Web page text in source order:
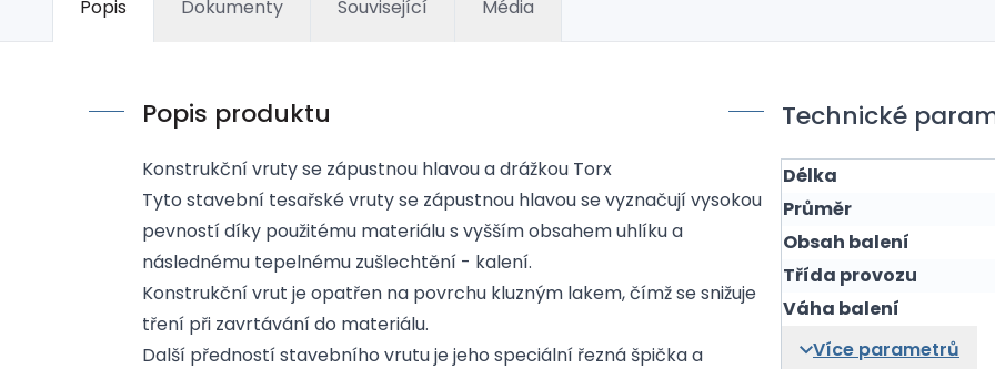
Popis Dokumenty Související Média
Popis produktu
Konstrukční vruty se zápustnou hlavou a drážkou Torx
Tyto stavební tesařské vruty se zápustnou hlavou se vyznačují vysokou
pevností díky použitému materiálu s vyšším obsahem uhlíku a
následnému tepelnému zušlechtění - kalení.
Konstrukční vrut je opatřen na povrchu kluzným lakem, čímž se snižuje
tření při zavrtávání do materiálu.
Další předností stavebního vrutu je jeho speciální řezná špička a
Technické
Délka
Průměr
Obsah balení
Třída provozu
Váha balení
Více parametrů